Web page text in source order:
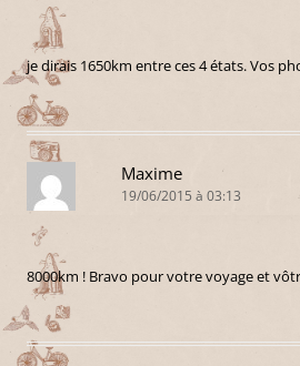
je dirais 1650km entre ces 4 états. Vos
Maxime
19/06/2015 à 03:13
8000km ! Bravo pour votre voyage et